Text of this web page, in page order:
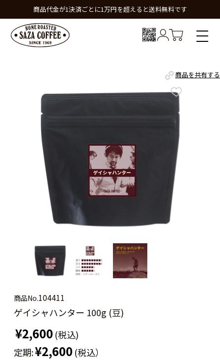
商品代金が1決済ごとに1万円を超えると送料無料です
商品を共有する
商品No.104411
ゲイシャハンター 100g (豆)
¥2,600 (税込)
定期:¥2,600 (税込）